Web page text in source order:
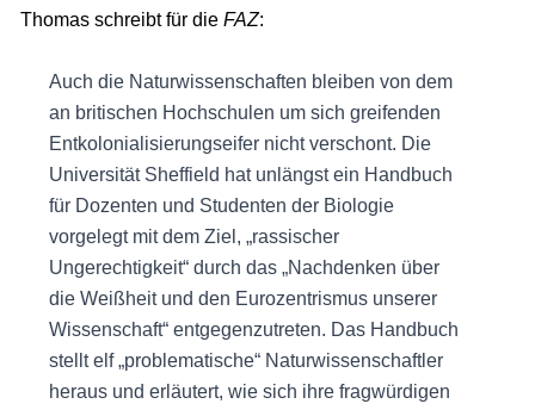
Thomas schreibt für die FAZ:
Auch die Naturwissenschaften bleiben von dem
an britischen Hochschulen um sich greifenden
Entkolonialisierungseifer nicht verschont. Die
Universität Sheffield hat unlängst ein Handbuch
für Dozenten und Studenten der Biologie
vorgelegt mit dem Ziel, „rassischer
Ungerechtigkeit“ durch das „Nachdenken über
die Weißheit und den Eurozentrismus unserer
Wissenschaft“ entgegenzutreten. Das Handbuch
stellt elf „problematische“ Naturwissenschaftler
heraus und erläutert, wie sich ihre fragwürdigen